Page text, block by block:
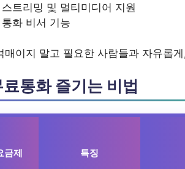
트리밍 및 멀티미디어 지원
화 비서 기능
매이지 말고 필요한 사람들과 자유롭
통화 즐기는 비법
금제 특징